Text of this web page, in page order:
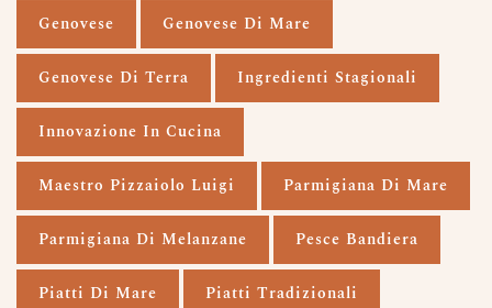
Genovese Genovese Di Mare
Genovese Di Terra Ingredienti Stagionali
Innovazione In Cucina
Maestro Pizzaiolo Luigi Parmigiana Di Mare
Parmigiana Di Melanzane Pesce Bandiera
Piatti Di Mare Piatti Tradizionali